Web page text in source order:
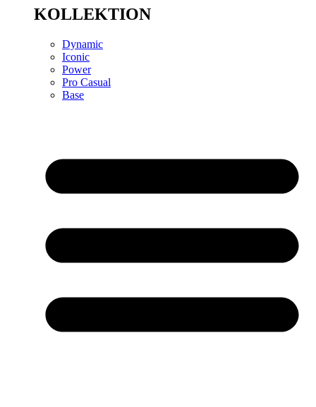
KOLLEKTION
Dynamic
Iconic
Power
Pro Casual
Base